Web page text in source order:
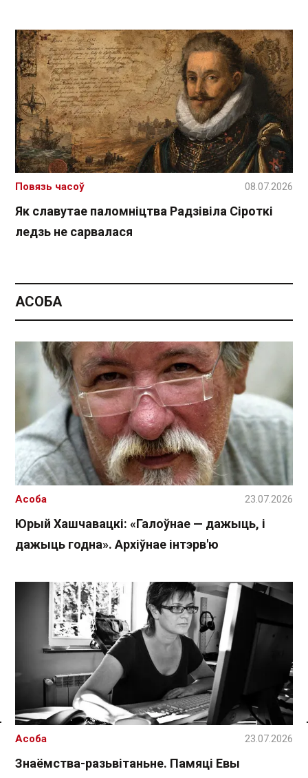
Спасылка без VPN
Як славутае паломніцтва Радзівіла Сіроткі
ледзь не сарвалася
Повязь часоў 08.07.2026
АСОБА
Юрый Хашчавацкі: «Галоўнае — дажыць, і
дажыць годна». Архіўнае інтэрв'ю
Асоба 23.07.2026
Знаёмства-разьвітаньне. Памяці Евы
Асоба 23.07.2026